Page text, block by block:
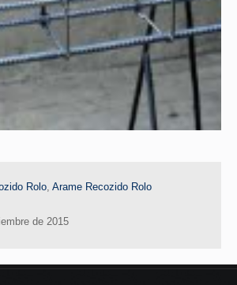
Rolo, Arame Recozido Rolo
de 2015